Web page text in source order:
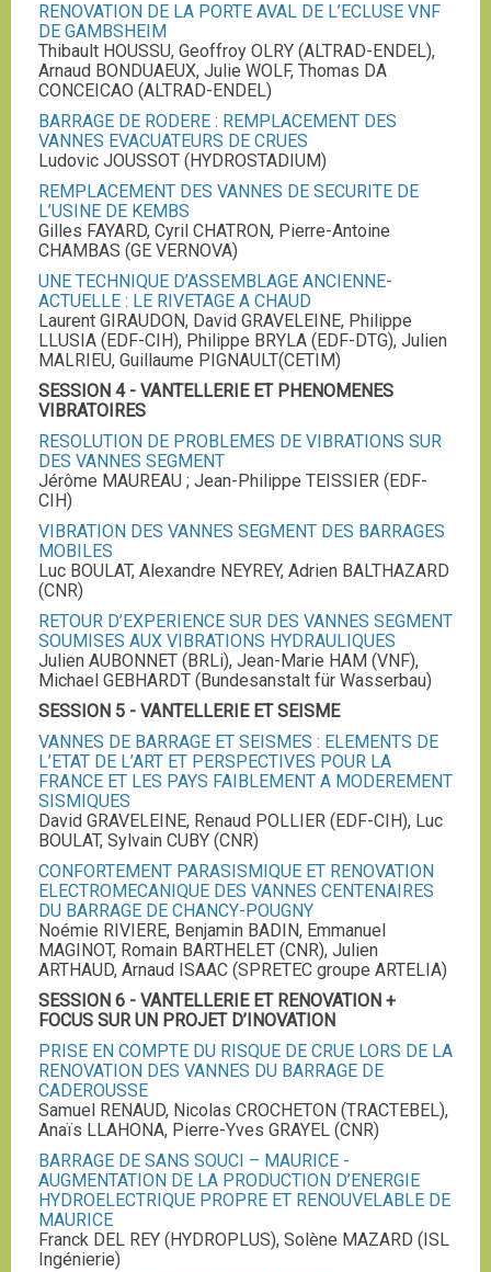
RENOVATION DE LA PORTE AVAL DE L’ECLUSE VNF
DE GAMBSHEIM
Thibault HOUSSU, Geoffroy OLRY (ALTRAD-ENDEL),
Arnaud BONDUAEUX, Julie WOLF, Thomas DA
CONCEICAO (ALTRAD-ENDEL)
BARRAGE DE RODERE : REMPLACEMENT DES
VANNES EVACUATEURS DE CRUES
Ludovic JOUSSOT (HYDROSTADIUM)
REMPLACEMENT DES VANNES DE SECURITE DE
L’USINE DE KEMBS
Gilles FAYARD, Cyril CHATRON, Pierre-Antoine
CHAMBAS (GE VERNOVA)
UNE TECHNIQUE D’ASSEMBLAGE ANCIENNE-
ACTUELLE : LE RIVETAGE A CHAUD
Laurent GIRAUDON, David GRAVELEINE, Philippe
LLUSIA (EDF-CIH), Philippe BRYLA (EDF-DTG), Julien
MALRIEU, Guillaume PIGNAULT(CETIM)
SESSION 4 - VANTELLERIE ET PHENOMENES
VIBRATOIRES
RESOLUTION DE PROBLEMES DE VIBRATIONS SUR
DES VANNES SEGMENT
Jérôme MAUREAU ; Jean-Philippe TEISSIER (EDF-
CIH)
VIBRATION DES VANNES SEGMENT DES BARRAGES
MOBILES
Luc BOULAT, Alexandre NEYREY, Adrien BALTHAZARD
(CNR)
RETOUR D’EXPERIENCE SUR DES VANNES SEGMENT
SOUMISES AUX VIBRATIONS HYDRAULIQUES
Julien AUBONNET (BRLi), Jean-Marie HAM (VNF),
Michael GEBHARDT (Bundesanstalt für Wasserbau)
SESSION 5 - VANTELLERIE ET SEISME
VANNES DE BARRAGE ET SEISMES : ELEMENTS DE
L’ETAT DE L’ART ET PERSPECTIVES POUR LA
FRANCE ET LES PAYS FAIBLEMENT A MODEREMENT
SISMIQUES
David GRAVELEINE, Renaud POLLIER (EDF-CIH), Luc
BOULAT, Sylvain CUBY (CNR)
CONFORTEMENT PARASISMIQUE ET RENOVATION
ELECTROMECANIQUE DES VANNES CENTENAIRES
DU BARRAGE DE CHANCY-POUGNY
Noémie RIVIERE, Benjamin BADIN, Emmanuel
MAGINOT, Romain BARTHELET (CNR), Julien
ARTHAUD, Arnaud ISAAC (SPRETEC groupe ARTELIA)
SESSION 6 - VANTELLERIE ET RENOVATION +
FOCUS SUR UN PROJET D’INOVATION
PRISE EN COMPTE DU RISQUE DE CRUE LORS DE LA
RENOVATION DES VANNES DU BARRAGE DE
CADEROUSSE
Samuel RENAUD, Nicolas CROCHETON (TRACTEBEL),
Anaïs LLAHONA, Pierre-Yves GRAYEL (CNR)
BARRAGE DE SANS SOUCI – MAURICE -
AUGMENTATION DE LA PRODUCTION D’ENERGIE
HYDROELECTRIQUE PROPRE ET RENOUVELABLE DE
MAURICE
Franck DEL REY (HYDROPLUS), Solène MAZARD (ISL
Ingénierie)